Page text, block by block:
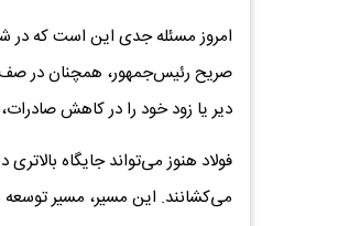
امروز مسئله جدی این است که در
صریح رئیس‌جمهور، همچنان در صف
دیر یا زود خود را در کاهش
فولاد هنوز می‌تواند جایگاه
می‌کشانند. این مسیر، مسیر